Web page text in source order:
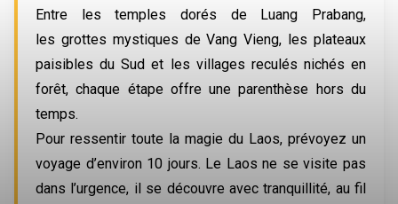
Entre les temples dorés de Luang Prabang,
les grottes mystiques de Vang Vieng, les plateaux
paisibles du Sud et les villages reculés nichés en
forêt, chaque étape offre une parenthèse hors du
temps.
Pour ressentir toute la magie du Laos, prévoyez un
voyage d’environ 10 jours. Le Laos ne se visite pas
dans l’urgence, il se découvre avec tranquillité, au fil